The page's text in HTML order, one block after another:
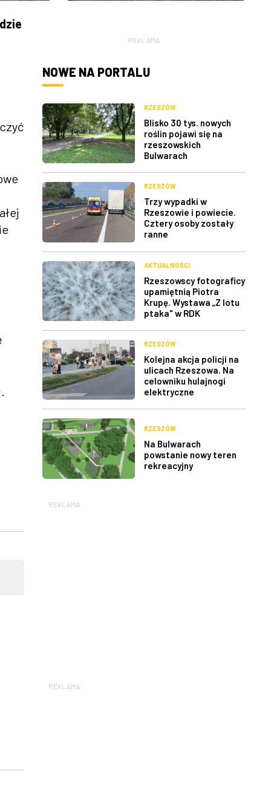
REKLAMA
NOWE NA PORTALU
RZESZÓW
Blisko 30 tys. nowych
roślin pojawi się na
rzeszowskich
Bulwarach
RZESZÓW
Trzy wypadki w
Rzeszowie i powiecie.
Cztery osoby zostały
ranne
AKTUALNOŚCI
Rzeszowscy fotograficy
upamiętnią Piotra
Krupę. Wystawa „Z lotu
ptaka" w RDK
RZESZÓW
Kolejna akcja policji na
ulicach Rzeszowa. Na
celowniku hulajnogi
elektryczne
RZESZÓW
Na Bulwarach
powstanie nowy teren
rekreacyjny
REKLAMA
REKLAMA